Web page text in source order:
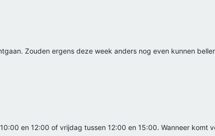
Zouden ergens deze week anders nog even kunnen
en 12:00 of vrijdag tussen 12:00 en 15:00. Wanneer komt